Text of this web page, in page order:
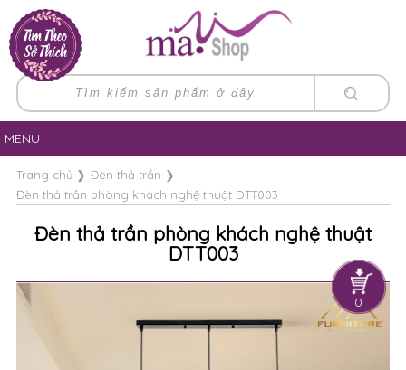
0
MENU
Trang chủ❯ Đèn thả trần ❯
Đèn thả trần phòng khách nghệ thuật DTT003
Đèn thả trần phòng khách nghệ thuật
DTT003